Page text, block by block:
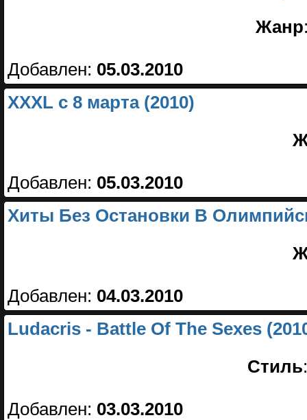
Жанр
Добавлен: 05.03.2010
XXXL с 8 марта (2010)
Добавлен: 05.03.2010
Хиты Без Остановки В
Добавлен: 04.03.2010
Ludacris - Battle Of The Sexes
Стиль
Добавлен: 03.03.2010